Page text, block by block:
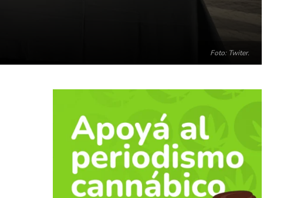
Foto: Twiter.